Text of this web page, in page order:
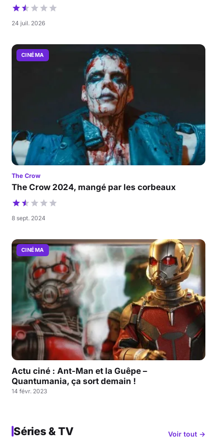
24 juil. 2026
CINÉMA
The Crow
The Crow 2024, mangé par les corbeaux
8 sept. 2024
CINÉMA
Actu ciné : Ant-Man et la Guêpe –
Quantumania, ça sort demain !
14 févr. 2023
Séries & TV Voir tout →